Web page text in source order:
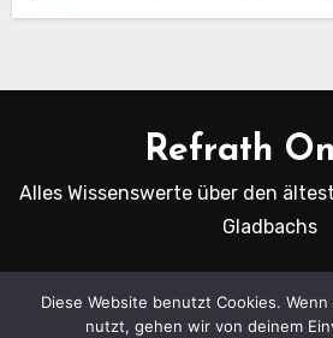
Refrath
Alles Wissenswerte über den
Gladbachs
Copyright Refrath Online © Alle
Diese Website benutzt Cookies.
nutzt, gehen wir von deinem